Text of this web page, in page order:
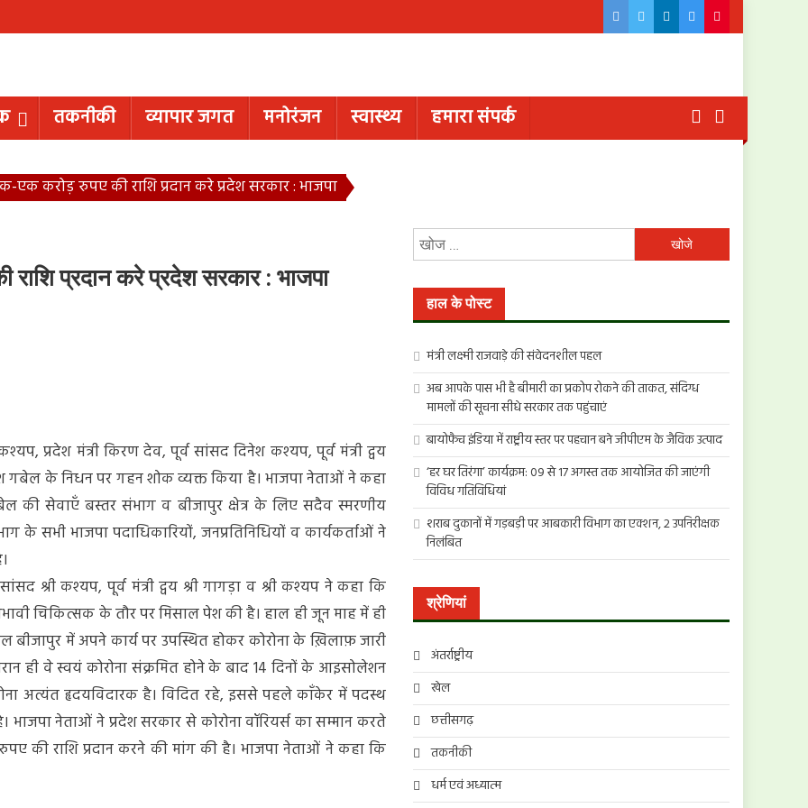
तकनीकी व्यापार जगत मनोरंजन स्वास्थ्य हमारा संपर्क
एक करोड़ रुपए की राशि प्रदान करे प्रदेश सरकार : भाजपा
प्रदान करे प्रदेश सरकार : भाजपा
प्रदेश मंत्री किरण देव, पूर्व सांसद दिनेश कश्यप, पूर्व मंत्री द्वय
गबेल के निधन पर गहन शोक व्यक्त किया है। भाजपा नेताओं ने कहा
की सेवाएँ बस्तर संभाग व बीजापुर क्षेत्र के लिए सदैव स्मरणीय
के सभी भाजपा पदाधिकारियों, जनप्रतिनिधियों व कार्यकर्ताओं ने
श्री कश्यप, पूर्व मंत्री द्वय श्री गागड़ा व श्री कश्यप ने कहा कि
चिकित्सक के तौर पर मिसाल पेश की है। हाल ही जून माह में ही
में अपने कार्य पर उपस्थित होकर कोरोना के ख़िलाफ़ जारी
ही वे स्वयं कोरोना संक्रमित होने के बाद 14 दिनों के आइसोलेशन
अत्यंत हृदयविदारक है। विदित रहे, इससे पहले काँकेर में पदस्थ
भाजपा नेताओं ने प्रदेश सरकार से कोरोना वॉरियर्स का सम्मान करते
की राशि प्रदान करने की मांग की है। भाजपा नेताओं ने कहा कि
को
हाल के पोस्ट
मंत्री लक्ष्मी राजवाड़े की संवेदनशील पहल
अब आपके पास भी है बीमारी का प्रकोप रोकने की ताकत, संदिग्ध
मामलों की सूचना सीधे सरकार तक पहुंचाएं
बायोफैच इंडिया में राष्ट्रीय स्तर पर पहचान बने जीपीएम के जैविक उत्पाद
‘हर घर तिरंगा’ कार्यक्रम: 09 से 17 अगस्त तक आयोजित की जाएंगी
विविध गतिविधियां
शराब दुकानों में गड़बड़ी पर आबकारी विभाग का एक्शन, 2 उपनिरीक्षक
निलंबित
श्रेणियां
अंतर्राष्ट्रीय
खेल
छत्तीसगढ़
तकनीकी
धर्म एवं अध्यात्म